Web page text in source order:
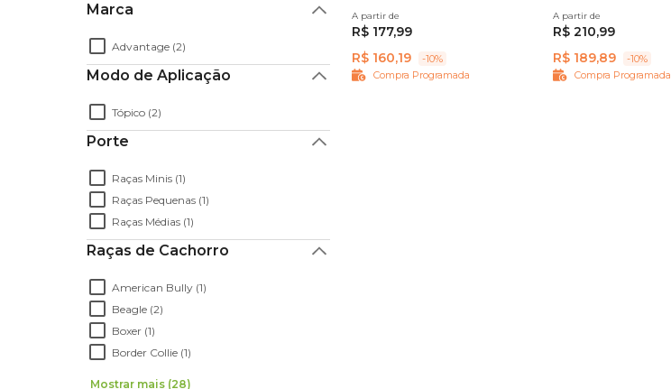
Marca
Advantage (2)
Modo de Aplicação
Tópico (2)
Porte
Raças Minis (1)
Raças Pequenas (1)
Raças Médias (1)
Raças de Cachorro
American Bully (1)
Beagle (2)
Boxer (1)
Border Collie (1)
Mostrar mais (28)
3 pipetas
A partir de
R$ 177,99
R$ 160,19
-10%
Compra Programada
3 pipetas
A partir de
R$ 210,99
R$ 189,89
-10%
Compra Programada